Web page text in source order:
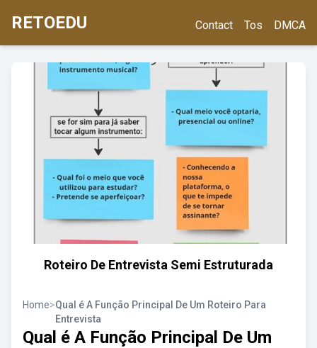
RETOEDU Contact Tos DMCA
Roteiro De Entrevista Semi Estruturada
Home>Qual é A Função Principal De Um Roteiro Para
Entrevista
Qual é A Função Principal De Um